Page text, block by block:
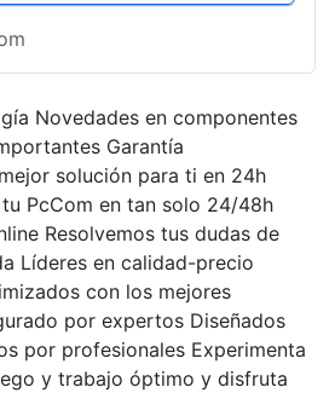
Novedades en componentes
Garantía
solución para ti en 24h
PcCom en tan solo 24/48h
Resolvemos tus dudas de
Líderes en calidad-precio
con los mejores
por expertos Diseñados
por profesionales Experimenta
y trabajo óptimo y disfruta